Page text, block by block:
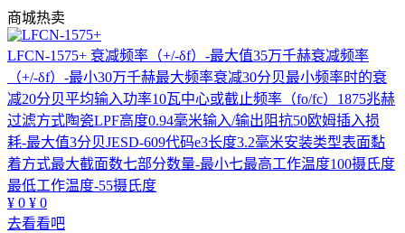
商城热卖
LFCN-1575+ 衰减频率（+/-δf）-最大值35万千赫衰减频率
（+/-δf）-最小30万千赫最大频率衰减30分贝最小频率时的衰
减20分贝平均输入功率10瓦中心或截止频率（fo/fc）1875兆赫
过滤方式陶瓷LPF高度0.94毫米输入/输出阻抗50欧姆插入损
耗-最大值3分贝JESD-609代码e3长度3.2毫米安装类型表面黏
着方式最大截面数七部分数量-最小七最高工作温度100摄氏度
最低工作温度-55摄氏度
¥ 0 ¥ 0
去看看吧